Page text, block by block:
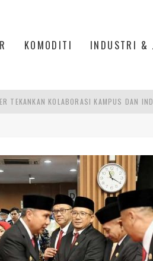
KOMODITI INDUSTRI &
TEKANKAN KOLABORASI KAMPUS DAN
INDUSTRIALISASI, MANUFAKTUR
MODERN PERKUAT SPORT TOURISM